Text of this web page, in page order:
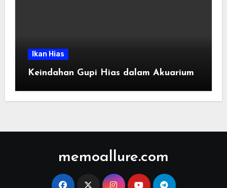
Ikan Hias
Keindahan Gupi Hias dalam Akuarium
memoallure.com